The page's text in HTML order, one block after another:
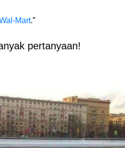
Mart.”
pertanyaan!